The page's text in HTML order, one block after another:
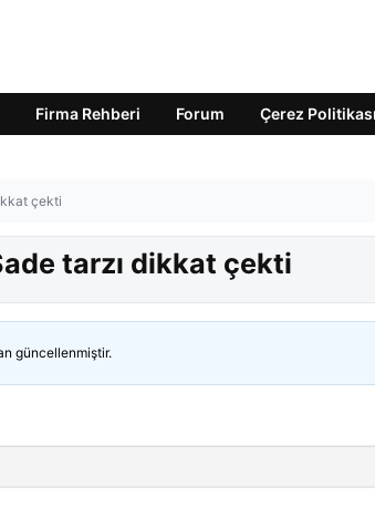
Firma Rehberi Forum Çerez Politikası
çekti
tarzı dikkat çekti
güncellenmiştir.